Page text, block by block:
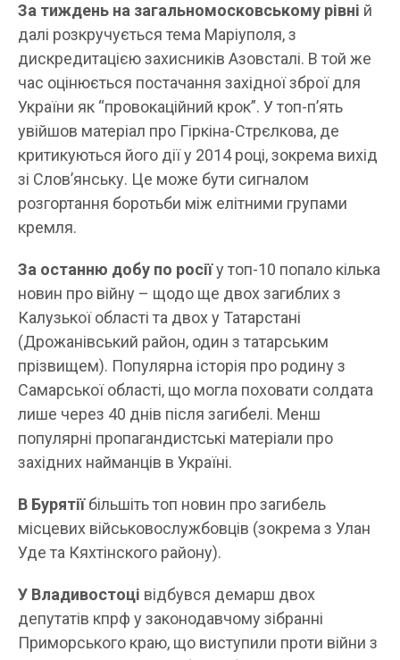
За тиждень на загальномосковському рівні й
далі розкручується тема Маріуполя, з
дискредитацією захисників Азовсталі. В той же
час оцінюється постачання західної зброї для
України як “провокаційний крок”. У топ-п’ять
увійшов матеріал про Гіркіна-Стрєлкова, де
критикуються його дії у 2014 році, зокрема вихід
зі Слов’янську. Це може бути сигналом
розгортання боротьби між елітними групами
кремля.
За останню добу по росіїу топ-10 попало кілька
новин про війну – щодо ще двох загиблих з
Калузької області та двох у Татарстані
(Дрожанівський район, один з татарським
прізвищем). Популярна історія про родину з
Самарської області, що могла поховати солдата
лише через 40 днів після загибелі. Менш
популярні пропагандистські матеріали про
західних найманців в Україні.
В Бурятіїбільшіть топ новин про загибель
місцевих військовослужбовців (зокрема з Улан
Уде та Кяхтінского району).
У Владивостоці відбувся демарш двох
депутатів кпрф у законодавчому зібранні
Приморського краю, що виступили проти війни з